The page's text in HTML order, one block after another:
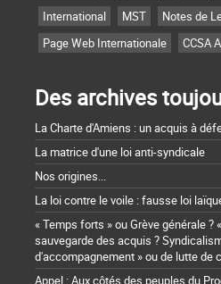
International
MST Notes de
Page Web Internationale
CCSA
Des archives
La Charte d'Amiens : un acquis à
La matrice d'une loi anti-syndicale
Nos origines...
La loi contre le voile : fausse loi
« Temps forts » ou Grève générale ?
sauvegarde des acquis ?
d'accompagnement » ou de lutte de
Appel : Aux côtés des peuples du